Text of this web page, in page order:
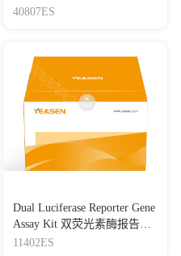
40807ES
Dual Luciferase Reporter Gene
Assay Kit 双荧光素酶报告基
因检测试剂盒
11402ES